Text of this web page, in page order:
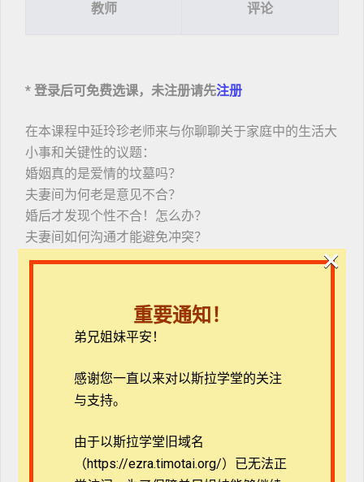
教师 评论
* 登录后可免费选课，未注册请先注册
在本课程中延玲珍老师来与你聊聊关于家庭中的生活大
小事和关键性的议题：
婚姻真的是爱情的坟墓吗？
夫妻间为何老是意见不合？
婚后才发现个性不合！怎么办？
夫妻间如何沟通才能避免冲突？
基督徒真的不可以离婚吗？
事婚姻家庭事工，在海内外带领恩爱夫妻营、活力婚姻
夫妻营、开办各类讲座及研习会，也在中华福音神学院
成长、婚前婚后亲子教育与辅导、家庭风暴的关怀等课
程。并与夫婿开发华人界首创「婚前、婚姻导友」教
重要通知！
弟兄姐妹平安！
感谢您一直以来对以斯拉学堂的关注
与支持。
由于以斯拉学堂旧域名
（https://ezra.timotai.org/）已无法正
×